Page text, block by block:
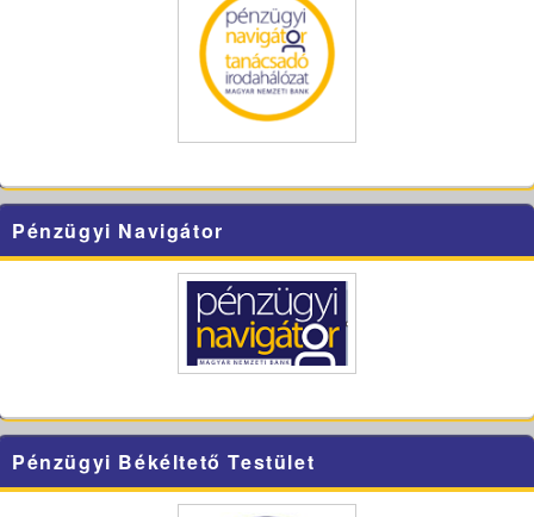
Pénzügyi Navigátor
Pénzügyi Békéltető Testület